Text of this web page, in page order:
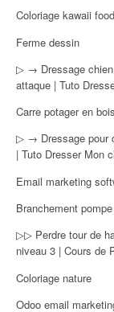
Coloriage kawaii food
Ferme dessin
▷ → Dressage chien
attaque | Tuto
Carre potager en bois
▷ → Dressage pour
| Tuto Dresser Mon
Email marketing
Branchement
▷▷ Perdre tour de
niveau 3 | Cours de
Coloriage nature
Odoo email